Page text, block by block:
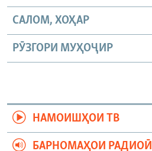
САЛОМ, ХОҲАР
РӮЗГОРИ МУҲОҶИР
НАМОИШҲОИ ТВ
БАРНОМАҲОИ РАДИОӢ